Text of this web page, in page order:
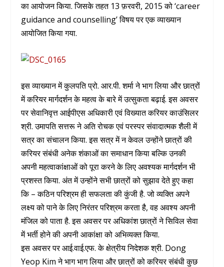
का आयोजन किया. जिसके तहत 13 फ़रवरी, 2015 को ‘career
guidance and counselling’ विषय पर एक व्याख्यान
आयोजित किया गया.
इस व्याख्यान में कुलपति प्रो. आर.पी. शर्मा ने भाग लिया और छात्रों
में करियर मार्गदर्शन के महत्व के बारे में उत्सुकता बढ़ाई. इस अवसर
पर सेवानिवृत्त आईपीएस अधिकारी एवं विख्यात करियर काउंसिलर
श्री. उमापति सत्तरू ने अति रोचक एवं परस्पर संवादात्मक शैली में
सत्र का संचालन किया. इस सत्र में न केवल उन्होंने छात्रों की
करियर संबंधी अनेक शंकाओं का समाधान किया बल्कि उनकी
अपनी महत्वाकांक्षाओं को पूरा करने के लिए अवश्यक मार्गदर्शन भी
प्रशस्त किया. अंत में उन्होंने सभी छात्रों को सुझाव देते हुए कहा
कि – कठिन परिश्रम ही सफलता की कुंजी है. जो व्यक्ति अपने
लक्ष्य को पाने के लिए निरंतर परिश्रम करता है, वह अवश्य अपनी
मंजिल को पाता है. इस अवसर पर अधिकांश छात्रों ने सिविल सेवा
में भर्ती होने की अपनी आकांक्षा को अभिव्यक्त किया.
इस अवसर पर आई.वाई.एफ. के क्षेत्रीय निदेशक श्री. Dong
Yeop Kim ने भाग भाग लिया और छात्रों को करियर संबंधी कुछ